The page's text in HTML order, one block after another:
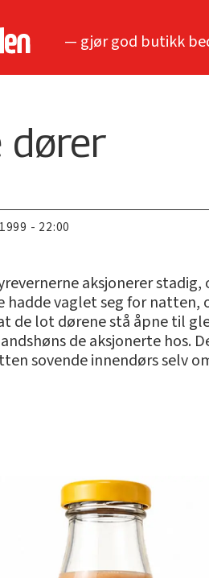
— gjør god butikk
dører
- 22:00
aksjonerer
vaglet seg for natten,
de lot dørene stå åpne til
de aksjonerte hos.
sovende innendørs selv